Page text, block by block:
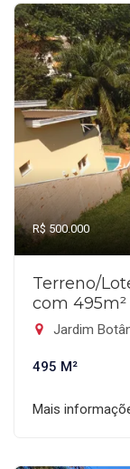
R$ 500.000
Terreno/
com 495m²
Jardim
495 M²
Mais